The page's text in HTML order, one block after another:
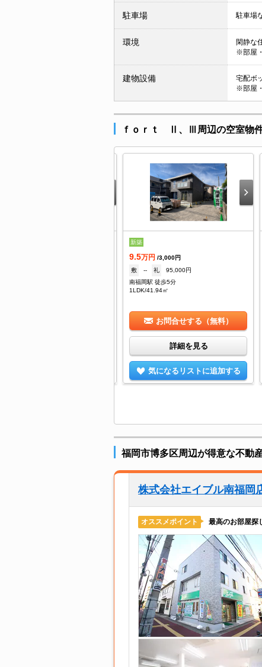
駐車場 駐車場
環境
閑静な
※部屋
建物設備
宅配ボ
※部屋
ｆｏｒｔ Ⅱ、Ⅲ周辺の空室物
新築
9.5万円 /3,000円
敷
-- 礼
95,000円
南福岡駅 徒歩5分
1LDK/41.94㎡
お問合せする（無料）
詳細を見る
気になるリストに追加する
福岡市博多区周辺が得意な不動
株式会社エイブル南福岡
オススメポイント 最高のお部屋探